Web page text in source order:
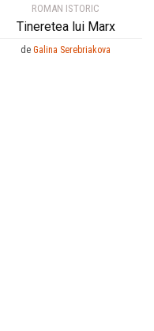
ROMAN ISTORIC
Tineretea lui Marx
de Galina Serebriakova